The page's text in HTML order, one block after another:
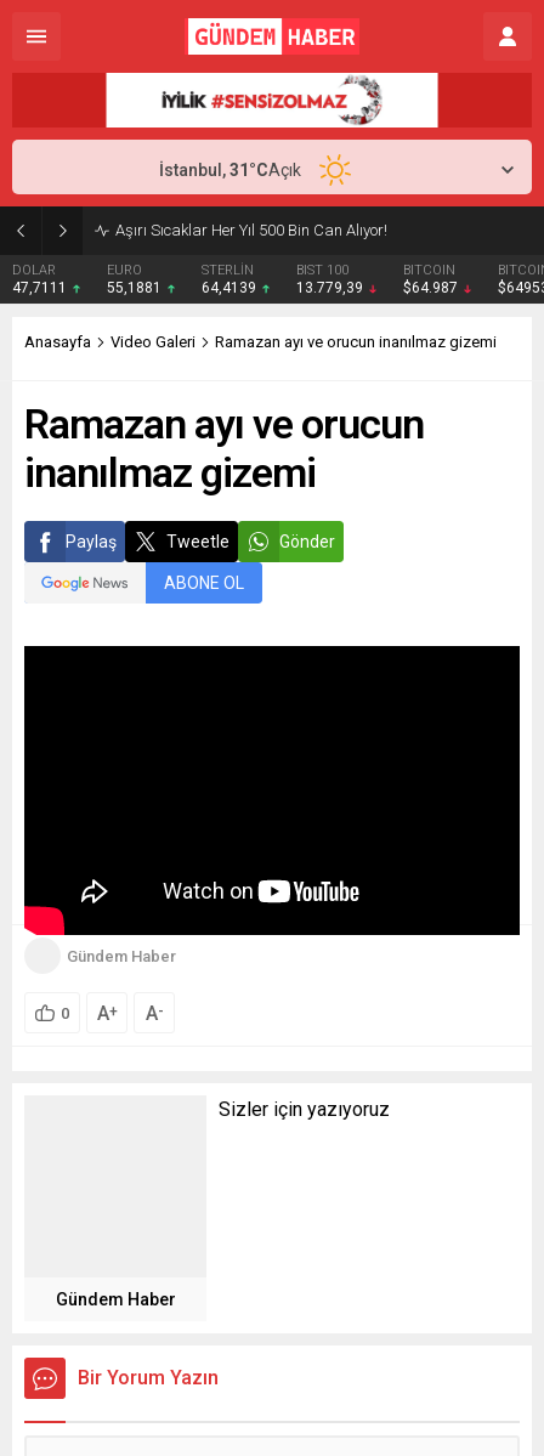
Aşırı Sıcaklar Her Yıl 500 Bin Can Alıyor!
DOLAR
47,7111
EURO
55,1881
STERLİN
64,4139
BIST 100
13.779,39
BITCOIN
$64.987
İstanbul,31°CAçık
Anasayfa Video Galeri Ramazan ayı ve orucun inanılmaz gizemi
Ramazan ayı ve orucun
inanılmaz gizemi
Paylaş Tweetle Gönder
ABONE OL
Gündem Haber
0 A+ A-
Gündem Haber
Sizler için yazıyoruz
Bir Yorum Yazın